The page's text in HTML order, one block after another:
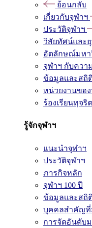
ย้อนกลับ
เกี่ยวกับจุฬาฯ
ประวัติจุฬาฯ
วิสัยทัศน์และ
อัตลักษณ์มหา
จุฬาฯ กับควา
ข้อมูลและสถิ
หน่วยงานขอ
ร้องเรียนทุจ
รู้จักจุฬาฯ
แนะนำจุฬาฯ
ประวัติจุฬาฯ
ภารกิจหลัก
จุฬาฯ 100 ปี
ข้อมูลและสถิ
บุคคลสำคัญที่
การจัดอันดับ